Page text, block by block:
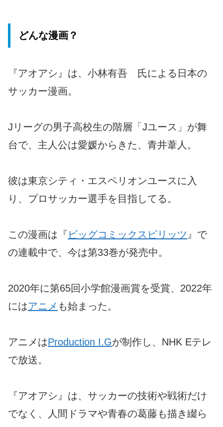
どんな漫画？
『アオアシ』は、小林有吾 氏による日本の
サッカー漫画。
Jリーグの男子高校生の階層「Jユース」が舞
台で、主人公は愛媛からきた、青井葦人。
彼は東京シティ・エスペリオンユースに入
り、プロサッカー選手を目指してる。
この漫画は『 ビッグコミックスピリッツ 』で
の連載中で、今は第33巻が発売中。
2020年に第65回小学館漫画賞を受賞、2022年
にはアニメ も始まった。
アニメはProduction I.Gが制作し、NHK Eテレ
で放送。
『アオアシ』は、サッカーの技術や戦術だけ
でなく、人間ドラマや青春の葛藤も描き綴ら